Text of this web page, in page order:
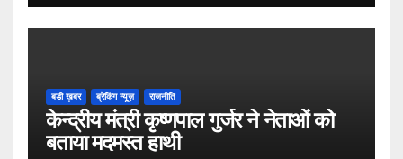
बडी ख़बर ब्रेकिंग न्यूज़ राजनीति
केन्द्रीय मंत्री कृष्णपाल गुर्जर ने नेताओं को
बताया मदमस्त हाथी